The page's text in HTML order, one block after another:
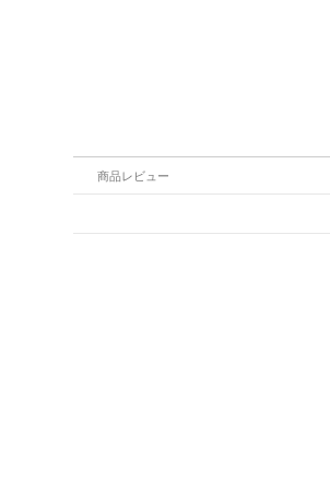
商品レビュー